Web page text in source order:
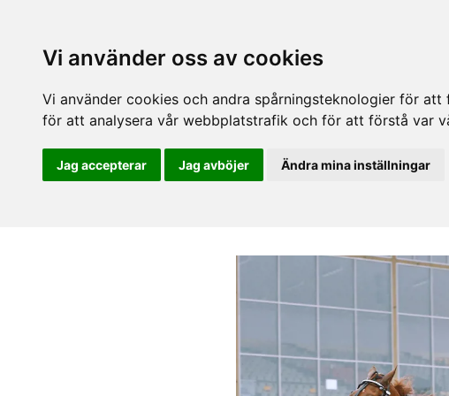
Vi använder oss av cookies
Vi använder cookies och andra spårningsteknologier för
för att analysera vår webbplatstrafik och för att förstå var
Jag accepterar Jag avböjer Ändra mina inställningar